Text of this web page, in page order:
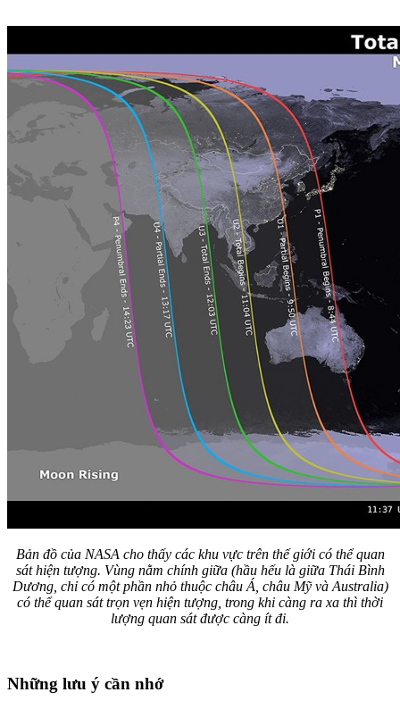
Bản đồ của NASA cho thấy các khu vực trên thế giới có thể quan
sát hiện tượng. Vùng nằm chính giữa (hầu hếu là giữa Thái Bình
Dương, chỉ có một phần nhỏ thuộc châu Á, châu Mỹ và Australia)
có thể quan sát trọn vẹn hiện tượng, trong khi càng ra xa thì thời
lượng quan sát được càng ít đi.
Những lưu ý cần nhớ